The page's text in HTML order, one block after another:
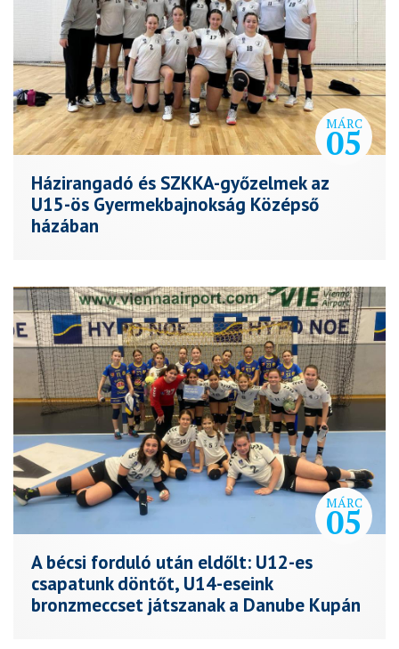
MÁRC
05
Házirangadó és SZKKA-győzelmek az
U15-ös Gyermekbajnokság Középső
házában
MÁRC
05
A bécsi forduló után eldőlt: U12-es
csapatunk döntőt, U14-eseink
bronzmeccset játszanak a Danube Kupán